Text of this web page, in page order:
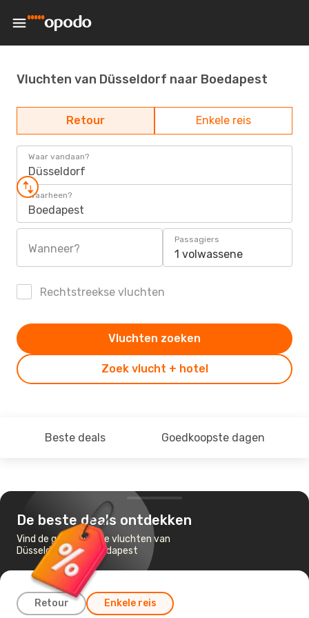
Vluchten van Düsseldorf naar Boedapest
Retour Enkele reis
Waar vandaan?
Düsseldorf
Waarheen?
Boedapest
Wanneer?
Passagiers
1 volwassene
Rechtstreekse vluchten
Zoek vlucht + hotel
Vluchten zoeken
Beste deals Goedkoopste dagen
De beste deals ontdekken
Vind de goedkoopste vluchten van
Düsseldorf naar Boedapest
Retour Enkele reis